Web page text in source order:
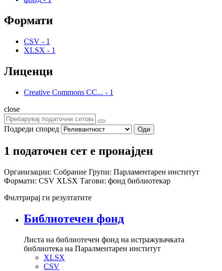
Формати
CSV - 1
XLSX - 1
Лиценци
Creative Commons CC... - 1
close
Подреди според Оди
1 податочен сет е пронајден
Организации: Собрание Групи: Парламентарен институт
Формати: CSV XLSX Тагови: фонд библиотекар
Филтрирај ги резултатите
Библиотечен фонд
Листа на библиотечен фонд на истражувачката
библиотека на Паралментарен институт
XLSX
CSV